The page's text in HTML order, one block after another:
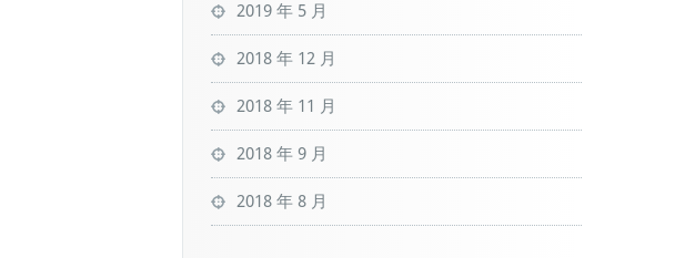
2019 年 5 月
2018 年 12 月
2018 年 11 月
2018 年 9 月
2018 年 8 月